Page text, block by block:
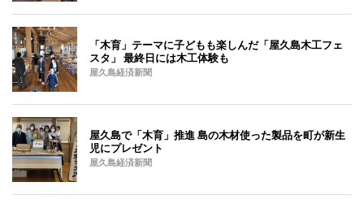
「木育」テーマに子どもも楽しんだ「屋久島木工フェ
スタ」 最終日には木工体験も
屋久島経済新聞
屋久島で「木育」推進 島の木材使った製品を町が新生
児にプレゼント
屋久島経済新聞